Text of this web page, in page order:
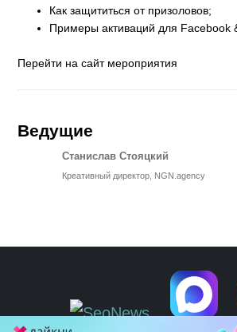
Как защититься от призоловов;
Примеры активаций для Facebook
Перейти на сайт мероприятия
Ведущие
Станислав Стояцкий
Креативный директор, NGN.agency